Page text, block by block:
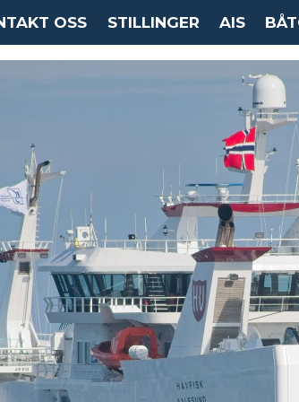
OSS STILLINGER AIS